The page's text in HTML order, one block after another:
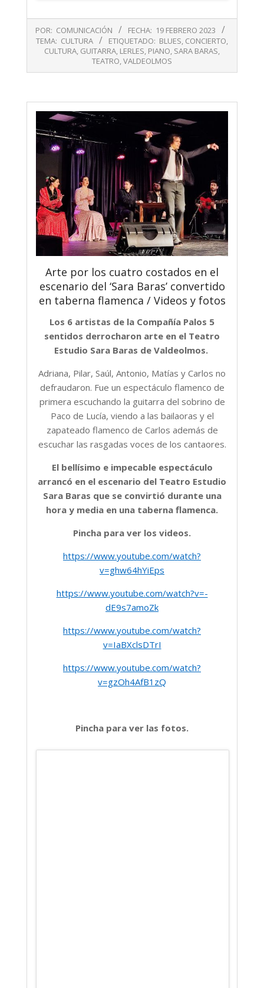
02-
POR: COMUNICACIÓN FECHA: 19 FEBRERO 2023
TEMA: CULTURA ETIQUETADO: BLUES CONCIERTO
CULTURA GUITARRA LERLES PIANO SARA BARAS
TEATRO VALDEOLMOS
Arte por los cuatro costados en el
escenario del ‘Sara Baras’ convertido
en taberna flamenca / Videos y fotos
Los 6 artistas de la Compañía Palos 5
sentidos derrocharon arte en el Teatro
Estudio Sara Baras de Valdeolmos.
Adriana, Pilar, Saúl, Antonio, Matías y Carlos no
defraudaron. Fue un espectáculo flamenco de
primera escuchando la guitarra del sobrino de
Paco de Lucía, viendo a las bailaoras y el
zapateado flamenco de Carlos además de
escuchar las rasgadas voces de los cantaores.
El bellísimo e impecable espectáculo
arrancó en el escenario del Teatro Estudio
Sara Baras que se convirtió durante una
hora y media en una taberna flamenca.
Pincha para ver los videos.
https://www.youtube.com/watch?
v=ghw64hYiEps
https://www.youtube.com/watch?v=-
dE9s7amoZk
https://www.youtube.com/watch?
v=IaBXclsDTrI
https://www.youtube.com/watch?
v=gzOh4AfB1zQ
Pincha para ver las fotos.